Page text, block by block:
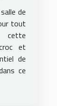
de
tout
cette
et
de
ce